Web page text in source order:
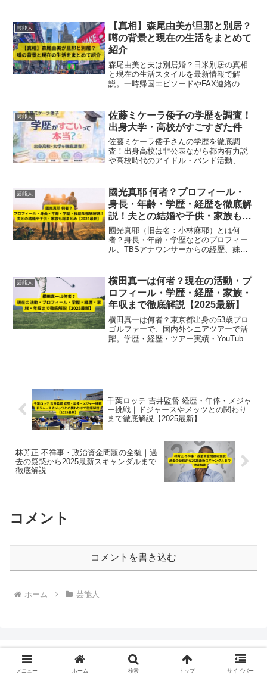
ゴールデンスラム達成など、2025年最新
情報をまとめ、若手トップアスリートの
全貌を紹介します。
芸能人
【真相】森尾由美が旦那と別居？
噂の背景と現在の生活をまとめて
紹介
森尾由美と夫は別居婚？日米別居の真相
と現在の生活スタイルを最新情報で解
説。一時帰国エピソードやFAX連絡の歴
芸能人
佐藤ミケーラ倭子の学歴を調査！
出身大学・高校がすごすぎた件
佐藤ミケーラ倭子さんの学歴を徹底調
査！出身高校は非公表ながら都内有力説
や高校時代のアイドル・バンド活動、大
芸能人
國光真耶 何者？プロフィール・
身長・年齢・学歴・経歴を徹底解
説！夫との結婚や子供・家族も総
まとめ【2025最新】
國光真耶（旧芸名：小林麻耶）とは何
者？身長・年齢・学歴などのプロフィー
ル、TBSアナウンサーからの経歴、妹・
新情報で徹底解説。今の活動も総まと
め。
芸能人
横田真一は何者？現在の活動・プ
ロフィール・学歴・経歴・家族・
年収まで徹底解説【2025最新】
横田真一は何者？東京都出身の53歳プロ
ゴルファーで、国内外シニアツアーで活
躍。学歴・経歴・ツアー実績・YouTube
千葉ロッテ 吉井監督 経歴・年俸・メジャ
ー挑戦｜ドジャースやメッツとの関わり
まで徹底解説【2025最新】
林芳正 不祥事・政治資金問題の全貌｜過
去の疑惑から2025最新スキャンダルまで
徹底解説
コメント
コメントを書き込む
ホーム 芸能人
あそはたブログ
メニュー ホーム 検索 トップ サイドバー